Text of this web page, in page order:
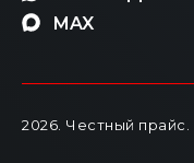
MAX
2026 . Честный прайс.